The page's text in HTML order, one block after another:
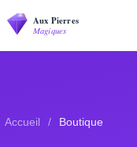
Accueil / Boutique